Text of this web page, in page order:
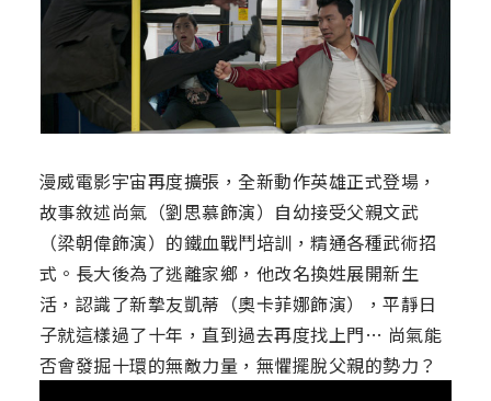
漫威電影宇宙再度擴張，全新動作英雄正式登場，
故事敘述尚氣（劉思慕飾演）自幼接受父親文武
（梁朝偉飾演）的鐵血戰鬥培訓，精通各種武術招
式。長大後為了逃離家鄉，他改名換姓展開新生
活，認識了新摯友凱蒂（奧卡菲娜飾演），平靜日
子就這樣過了十年，直到過去再度找上門… 尚氣能
否會發掘十環的無敵力量，無懼擺脫父親的勢力？